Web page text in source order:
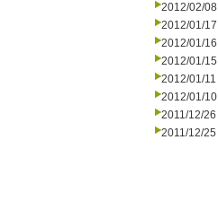
2012/02/08
2012/01/17
2012/01/16
2012/01/15
2012/01/11
2012/01/10
2011/12/26
2011/12/25